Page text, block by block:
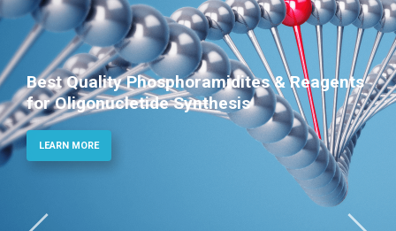
Phosphoramidites for Diagnostic
Therapeutic Applications